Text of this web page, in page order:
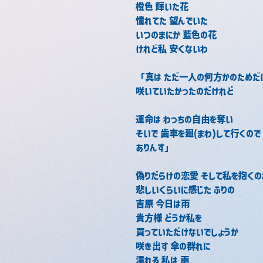
橙色 輝いた花
憧れてた 望んでいた
いつのまにか 藍色の花
けれど私 安くないわ
「真は ただ一人の何方かのためだ
咲いていたかったのだけれど
運命は わっちの自由を奪い
そいで 歯車を廻(まわ)して行くので
ありんす」
偽りだらけの恋愛 そして私を抱く
悲しいくらいに感じた ふりの
吉原 今日は雨
貴方様 どうか私を
買っていただけないでしょうか
咲き出す 傘の群れに
濡れる 私は 雨